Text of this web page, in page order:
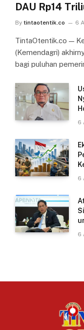
DAU Rp14
By tintaotentik.co 6
TintaOtentik.co —
(Kemendagri)
bagi puluhan
6
6
6